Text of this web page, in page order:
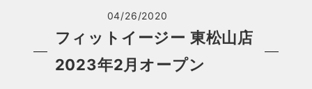
04/26/2020
フィットイージー 東松山店
2023年2月オープン